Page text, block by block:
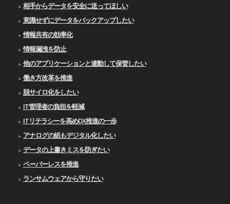
相手からデータを安全に送ってほしい
意識せずにデータをバックアップしたい
情報共有の効率化
情報漏洩を防止
他のアプリケーションと連動して保管したい
働き方改革を推進
脱サイロ化をしたい
IT管理者の負担を軽減
ITリテラシーを高めDX推進の一歩
アナログの紙もデジタル化したい
データの上書きミスを防ぎたい
ペーパーレスを推進
ランサムウェアから守りたい